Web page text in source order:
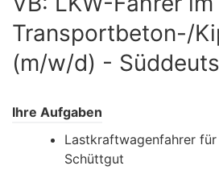
Transportbeton-/
(m/w/d) -
Ihre Aufgaben
Lastkraftwagenfahrer
Schüttgut